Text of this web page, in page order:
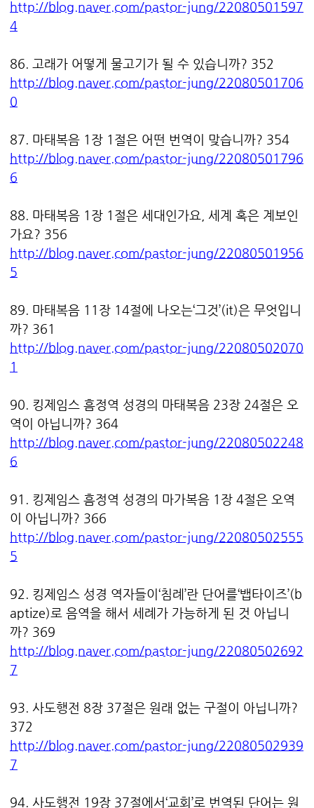
http://blog.naver.com/pastor-jung/22080501597
4
86. 고래가 어떻게 물고기가 될 수 있습니까? 352
http://blog.naver.com/pastor-jung/22080501706
0
87. 마태복음 1장 1절은 어떤 번역이 맞습니까? 354
http://blog.naver.com/pastor-jung/22080501796
6
88. 마태복음 1장 1절은 세대인가요, 세계 혹은 계보인
가요? 356
http://blog.naver.com/pastor-jung/22080501956
5
89. 마태복음 11장 14절에 나오는‘그것’(it)은 무엇입니
까? 361
http://blog.naver.com/pastor-jung/22080502070
1
90. 킹제임스 흠정역 성경의 마태복음 23장 24절은 오
역이 아닙니까? 364
http://blog.naver.com/pastor-jung/22080502248
6
91. 킹제임스 흠정역 성경의 마가복음 1장 4절은 오역
이 아닙니까? 366
http://blog.naver.com/pastor-jung/22080502555
5
92. 킹제임스 성경 역자들이‘침례’란 단어를‘뱁타이즈’(b
aptize)로 음역을 해서 세례가 가능하게 된 것 아닙니
까? 369
http://blog.naver.com/pastor-jung/22080502692
7
93. 사도행전 8장 37절은 원래 없는 구절이 아닙니까?
372
http://blog.naver.com/pastor-jung/22080502939
7
94. 사도행전 19장 37절에서‘교회’로 번역된 단어는 원